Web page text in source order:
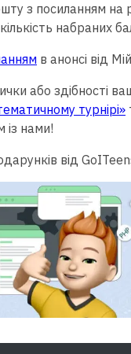
з посиланням на
набраних
в анонсі від
або здібності
турнірі»
із нами!
від